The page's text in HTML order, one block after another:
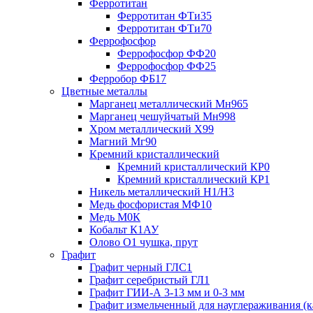
Ферротитан
Ферротитан ФТи35
Ферротитан ФТи70
Феррофосфор
Феррофосфор ФФ20
Феррофосфор ФФ25
Ферробор ФБ17
Цветные металлы
Марганец металлический Мн965
Марганец чешуйчатый Мн998
Хром металлический Х99
Магний Мг90
Кремний кристаллический
Кремний кристаллический КР0
Кремний кристаллический КР1
Никель металлический Н1/Н3
Медь фосфористая МФ10
Медь М0К
Кобальт К1АУ
Олово О1 чушка, прут
Графит
Графит черный ГЛС1
Графит серебристый ГЛ1
Графит ГИИ-А 3-13 мм и 0-3 мм
Графит измельченный для науглераживания